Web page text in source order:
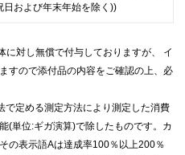
日および年末年始を除く))
対し無償で付与しておりますが、 イ
すので添付品の内容をご確認の上、必
定める測定方法により測定した消費
(単位:ギガ演算)で除したものです。カ
の表示語Aは達成率100％以上200％